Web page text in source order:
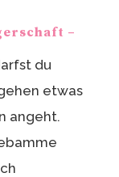
–
du
etwas
angeht.